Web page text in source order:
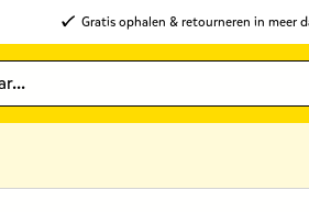
Gratis ophalen & retourneren in meer